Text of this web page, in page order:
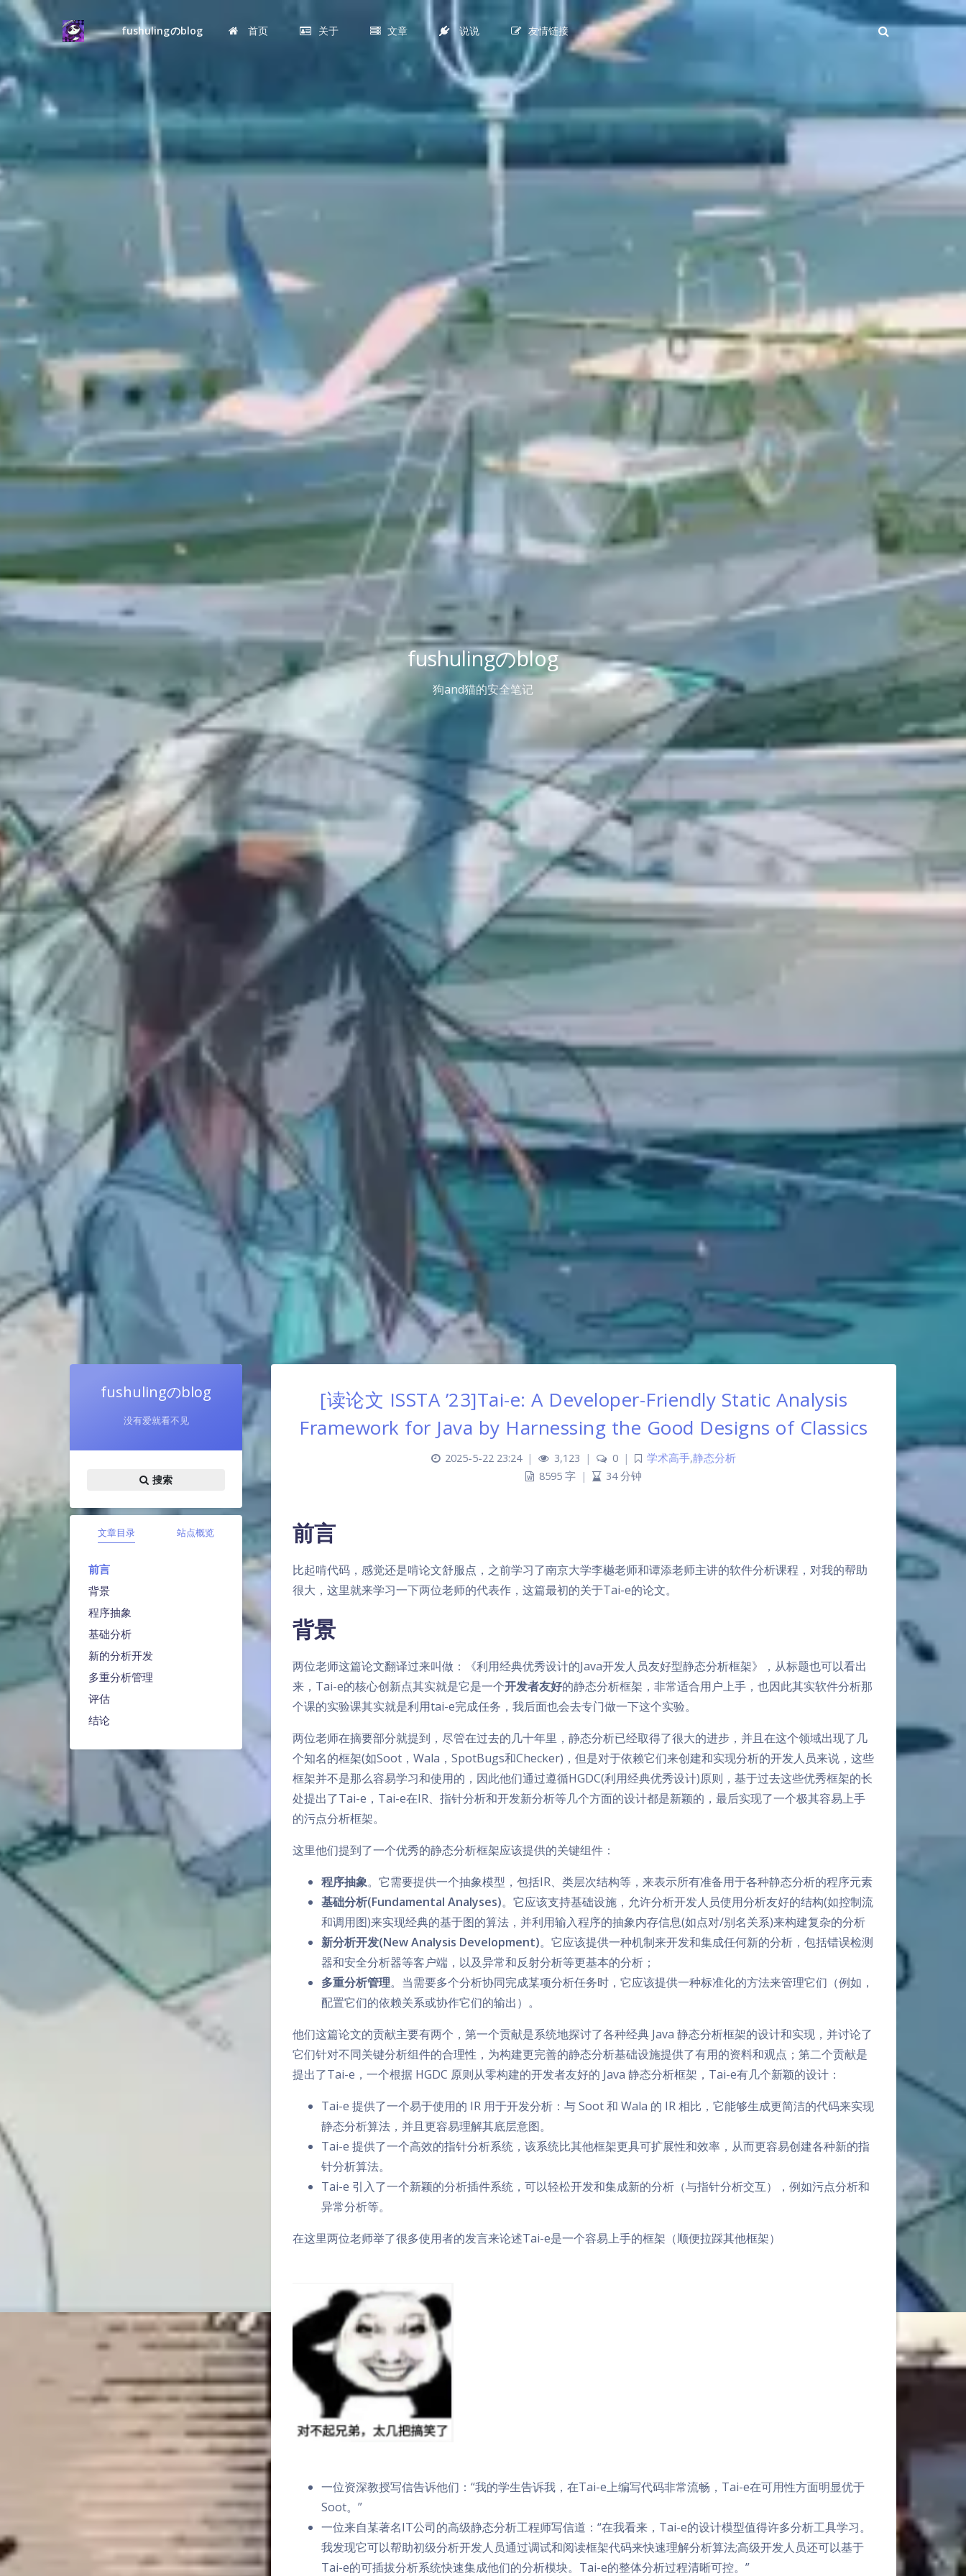
fushulingのblog 首页 关于 文章 说说 友情链接
fushulingのblog
狗and猫的安全笔记
fushulingのblog
没有爱就看不见
搜索
文章目录 站点概览
前言
背景
程序抽象
基础分析
新的分析开发
多重分析管理
评估
结论
[读论文 ISSTA ’23]Tai-e: A Developer-Friendly Static Analysis
Framework for Java by Harnessing the Good Designs of Classics
2025-5-22 23:24 | 3,123 | 0 | 学术高手,静态分析
8595 字 | 34 分钟
前言
比起啃代码，感觉还是啃论文舒服点，之前学习了南京大学李樾老师和谭添老师主讲的软件分析课程，对我的帮助
很大，这里就来学习一下两位老师的代表作，这篇最初的关于Tai-e的论文。
背景
两位老师这篇论文翻译过来叫做：《利用经典优秀设计的Java开发人员友好型静态分析框架》，从标题也可以看出
来，Tai-e的核心创新点其实就是它是一个开发者友好的静态分析框架，非常适合用户上手，也因此其实软件分析那
个课的实验课其实就是利用tai-e完成任务，我后面也会去专门做一下这个实验。
两位老师在摘要部分就提到，尽管在过去的几十年里，静态分析已经取得了很大的进步，并且在这个领域出现了几
个知名的框架(如Soot，Wala，SpotBugs和Checker)，但是对于依赖它们来创建和实现分析的开发人员来说，这些
框架并不是那么容易学习和使用的，因此他们通过遵循HGDC(利用经典优秀设计)原则，基于过去这些优秀框架的长
处提出了Tai-e，Tai-e在IR、指针分析和开发新分析等几个方面的设计都是新颖的，最后实现了一个极其容易上手
的污点分析框架。
这里他们提到了一个优秀的静态分析框架应该提供的关键组件：
程序抽象。它需要提供一个抽象模型，包括IR、类层次结构等，来表示所有准备用于各种静态分析的程序元素
基础分析(Fundamental Analyses)。它应该支持基础设施，允许分析开发人员使用分析友好的结构(如控制流
和调用图)来实现经典的基于图的算法，并利用输入程序的抽象内存信息(如点对/别名关系)来构建复杂的分析
新分析开发(New Analysis Development)。它应该提供一种机制来开发和集成任何新的分析，包括错误检测
器和安全分析器等客户端，以及异常和反射分析等更基本的分析；
多重分析管理。当需要多个分析协同完成某项分析任务时，它应该提供一种标准化的方法来管理它们（例如，
配置它们的依赖关系或协作它们的输出）。
他们这篇论文的贡献主要有两个，第一个贡献是系统地探讨了各种经典 Java 静态分析框架的设计和实现，并讨论了
它们针对不同关键分析组件的合理性，为构建更完善的静态分析基础设施提供了有用的资料和观点；第二个贡献是
提出了Tai-e，一个根据 HGDC 原则从零构建的开发者友好的 Java 静态分析框架，Tai-e有几个新颖的设计：
Tai-e 提供了一个易于使用的 IR 用于开发分析：与 Soot 和 Wala 的 IR 相比，它能够生成更简洁的代码来实现
静态分析算法，并且更容易理解其底层意图。
Tai-e 提供了一个高效的指针分析系统，该系统比其他框架更具可扩展性和效率，从而更容易创建各种新的指
针分析算法。
Tai-e 引入了一个新颖的分析插件系统，可以轻松开发和集成新的分析（与指针分析交互），例如污点分析和
异常分析等。
在这里两位老师举了很多使用者的发言来论述Tai-e是一个容易上手的框架（顺便拉踩其他框架）
一位资深教授写信告诉他们：“我的学生告诉我，在Tai-e上编写代码非常流畅，Tai-e在可用性方面明显优于
Soot。”
一位来自某著名IT公司的高级静态分析工程师写信道：“在我看来，Tai-e的设计模型值得许多分析工具学习。
我发现它可以帮助初级分析开发人员通过调试和阅读框架代码来快速理解分析算法;高级开发人员还可以基于
Tai-e的可插拔分析系统快速集成他们的分析模块。Tai-e的整体分析过程清晰可控。”